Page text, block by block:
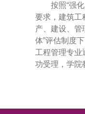
按照“强
要求，建筑工
产、建设、管
体”评估制度
工程管理专业
功受理，学院